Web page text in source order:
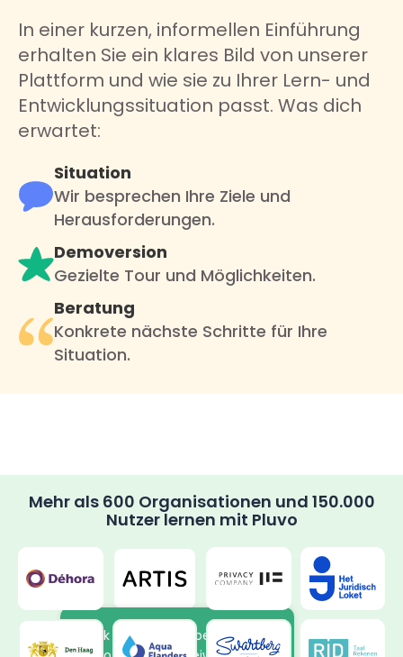
In einer kurzen, informellen Einführung
erhalten Sie ein klares Bild von unserer
Plattform und wie sie zu Ihrer Lern- und
Entwicklungssituation passt. Was dich
erwartet:
Situation
Wir besprechen Ihre Ziele und
Herausforderungen.
Demoversion
Gezielte Tour und Möglichkeiten.
Beratung
Konkrete nächste Schritte für Ihre
Situation.
Mehr als 600 Organisationen und 150.000
Nutzer lernen mit Pluvo
Dank der neuen Arbeitsweise in